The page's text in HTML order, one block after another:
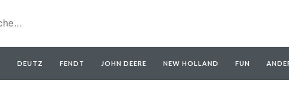
DEUTZ FENDT JOHN DEERE NEW HOLLAND FUN